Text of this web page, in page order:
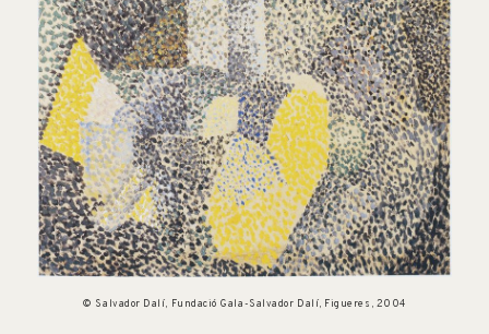
© Salvador Dalí, Fundació Gala-Salvador Dalí, Figueres, 2004